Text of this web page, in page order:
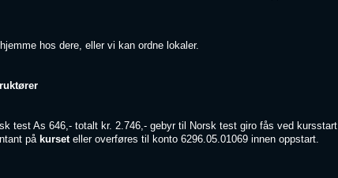
hos dere, eller vi kan ordne lokaler.
test As 646,- totalt kr. 2.746,- gebyr til Norsk test giro fås ved kursstart
på kurseteller overføres til konto 6296.05.01069 innen oppstart.